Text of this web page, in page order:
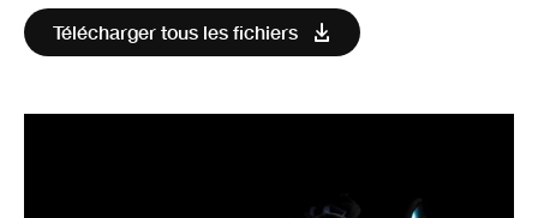
Télécharger tous les fichiers